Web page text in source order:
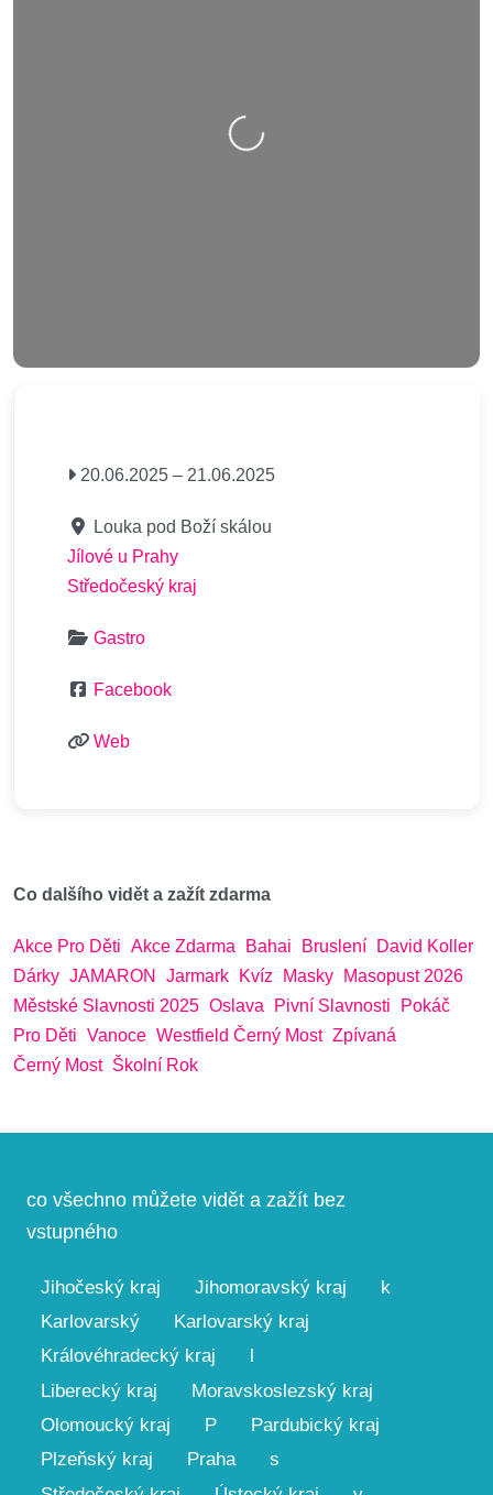
Nahrávání….
20.06.2025 – 21.06.2025
Louka pod Boží skálou
Jílové u Prahy
Středočeský kraj
Gastro
Facebook
Web
Co dalšího vidět a zažít zdarma
Akce Pro Děti Akce Zdarma Bahai Bruslení
David Koller
Dárky JAMARON Jarmark Kvíz Masky
Masopust 2026
Městské Slavnosti 2025 Oslava Pivní Slavnosti
Pokáč
Pro Děti Vanoce Westfield Černý Most Zpívaná
Černý Most Školní Rok
co všechno můžete vidět a zažít bez
vstupného
Jihočeský kraj Jihomoravský kraj
k
Karlovarský
Karlovarský kraj
Královéhradecký kraj
Liberecký kraj
Moravskoslezský kraj
Olomoucký kraj
P
Pardubický kraj
Plzeňský kraj
Praha
s